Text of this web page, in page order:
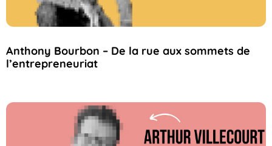
Anthony Bourbon – De la rue aux sommets de
l’entrepreneuriat